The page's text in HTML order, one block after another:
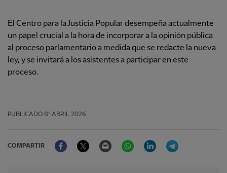
El Centro para la Justicia Popular desempeña actualmente
un papel crucial a la hora de incorporar a la opinión pública
al proceso parlamentario a medida que se redacte la nueva
ley, y se invitará a los asistentes a participar en este
proceso.
PUBLICADO 8º ABRIL 2026
COMPARTIR
FacebookTwitter Email WhatsAppLinkedIn